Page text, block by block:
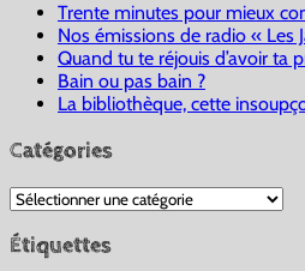
Trente minutes pour mieux
Nos émissions de radio « Les
Quand tu te réjouis d’avoir ta
Bain ou pas bain ?
La bibliothèque, cette
Catégories
Catégories
Étiquettes